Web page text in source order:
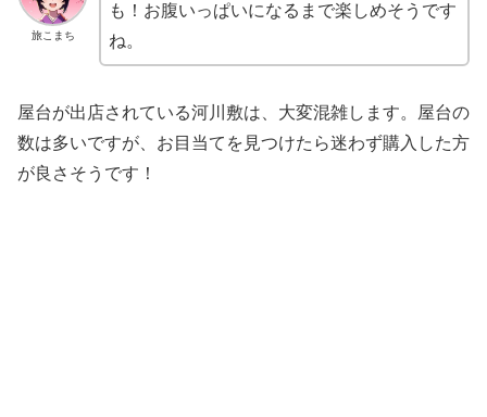
旅こまち
も！お腹いっぱいになるまで楽しめそうです
ね。
屋台が出店されている河川敷は、大変混雑します。屋台の
数は多いですが、お目当てを見つけたら迷わず購入した方
が良さそうです！